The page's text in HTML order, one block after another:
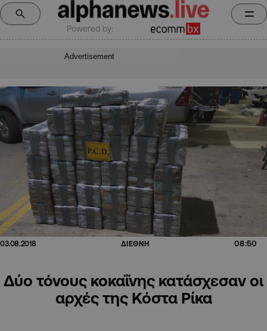
Powered by:
Advertisement
03.08.2018 ΔΙΕΘΝΗ 08:50
Δύο τόνους κοκαΐνης κατάσχεσαν οι
αρχές της Κόστα Ρίκα